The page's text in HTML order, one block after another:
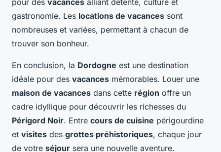
pour des vacances alliant détente, culture et
gastronomie. Les locations de vacances sont
nombreuses et variées, permettant à chacun de
trouver son bonheur.
En conclusion, la Dordogne est une destination
idéale pour des vacances mémorables. Louer une
maison de vacances dans cette région offre un
cadre idyllique pour découvrir les richesses du
Périgord Noir. Entre cours de cuisine périgourdine
et visites des grottes préhistoriques, chaque jour
de votre séjour sera une nouvelle aventure.